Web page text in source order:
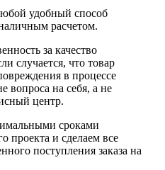
удобный способ
расчетом.
за качество
случается, что товар
в процессе
вопроса на себя, а не
центр.
сроками
проекта и сделаем все
поступления заказа на